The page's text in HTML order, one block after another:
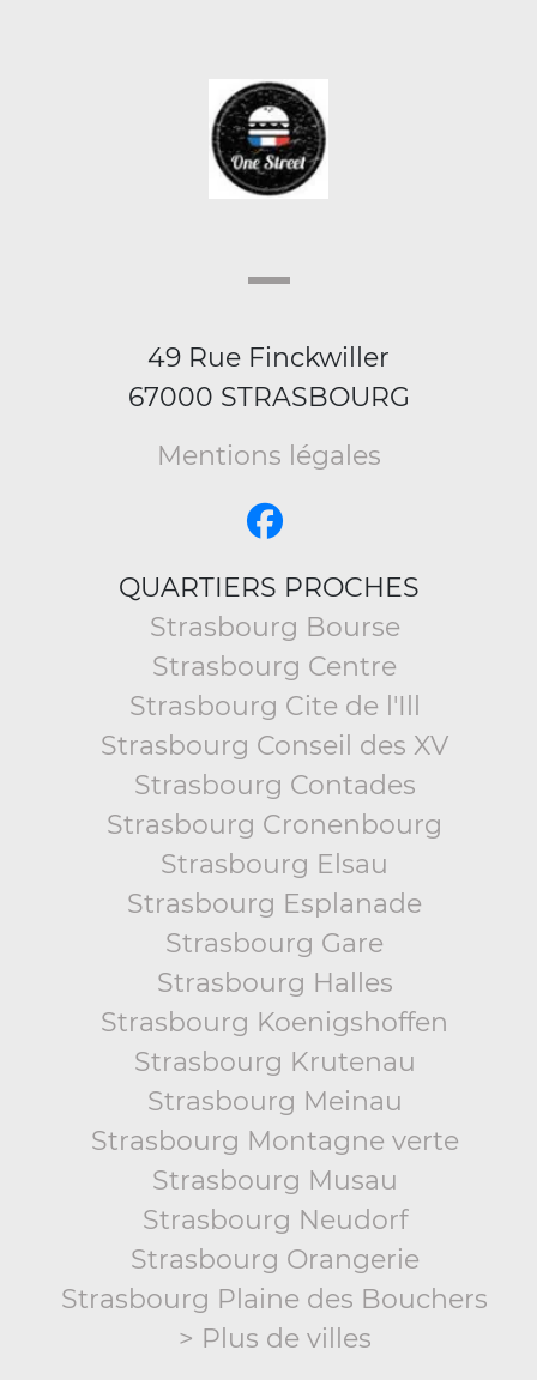
49 Rue Finckwiller
67000 STRASBOURG
Mentions légales
QUARTIERS PROCHES
Strasbourg Bourse
Strasbourg Centre
Strasbourg Cite de l'Ill
Strasbourg Conseil des XV
Strasbourg Contades
Strasbourg Cronenbourg
Strasbourg Elsau
Strasbourg Esplanade
Strasbourg Gare
Strasbourg Halles
Strasbourg Koenigshoffen
Strasbourg Krutenau
Strasbourg Meinau
Strasbourg Montagne verte
Strasbourg Musau
Strasbourg Neudorf
Strasbourg Orangerie
Strasbourg Plaine des Bouchers
> Plus de villes